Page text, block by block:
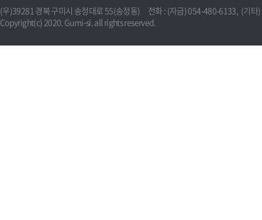
(우)39281 경북 구미시 송정대로 55(송정동) 전화 : (자금) 054-480-6133, (기타
Copyright(c) 2020. Gumi-si. all rights reserved.